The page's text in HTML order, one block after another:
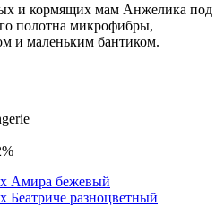
и кормящих мам Анжелика под
полотна микрофибры,
и маленьким бантиком.
Амира бежевый
Беатриче разноцветный